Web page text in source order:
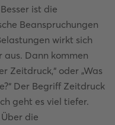
ist die
Beanspruchungen
wirkt sich
Dann kommen
Zeitdruck,“ oder „Was
Der Begriff Zeitdruck
geht es viel tiefer.
die